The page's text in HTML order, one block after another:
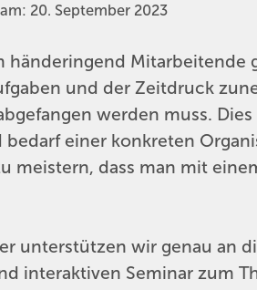
am: 20. September 2023
händeringend Mitarbeitende
und der Zeitdruck
werden muss.
einer konkreten
meistern, dass man mit
unterstützen wir genau an
interaktiven Seminar zum